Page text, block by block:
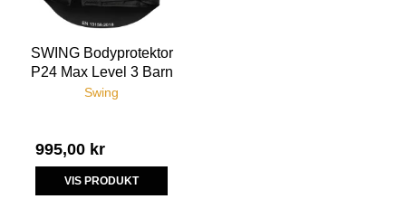
SWING Bodyprotektor
P24 Max Level 3 Barn
Swing
995,00 kr
VIS PRODUKT